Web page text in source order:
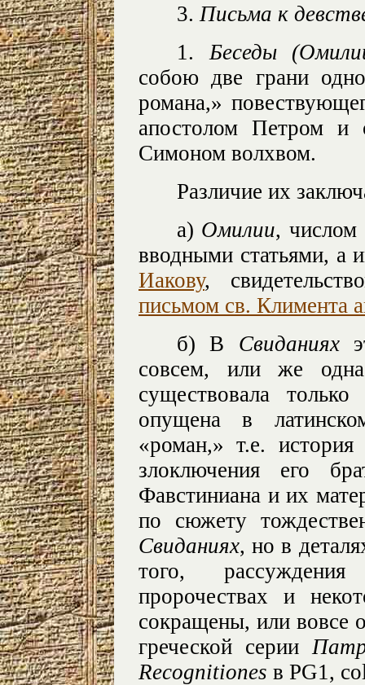
3. Письма к
1. Беседы
собою две грани
романа,»
апостолом Петром и
Симоном волхвом.
Различие их
а) Омилии, числом
вводными статьями, а
Иакову,
письмом св. Климента
б) В Свиданиях
совсем, или же
существовала
опущена в
«роман,» т.е.
злоключения его
Фавстиниана и их
по сюжету
Свиданиях, но в
того,
пророчествах и
сокращены, или
греческой серии
Recognitiones в PG1,